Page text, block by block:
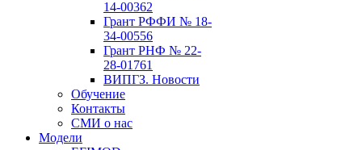
14-00362
Грант РФФИ № 18-
34-00556
Грант РНФ № 22-
28-01761
ВИПГЗ. Новости
Обучение
Контакты
СМИ о нас
Модели